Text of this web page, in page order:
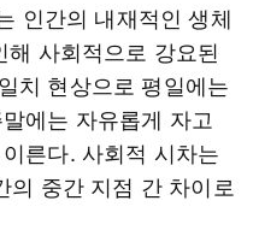
인간의 내재적인 생체
사회적으로 강요된
치 현상으로 평일에는
에는 자유롭게 자고
른다. 사회적 시차는
의 중간 지점 간 차이로